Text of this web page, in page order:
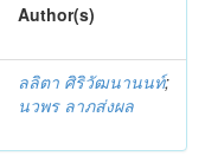
Author(s)
ลลิตา ศิริวัฒนานนท์;
นวพร ลาภส่งผล